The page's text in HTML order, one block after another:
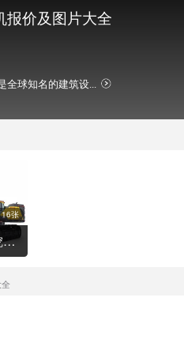
报价及图片大全
全球知名的建筑设...
16张
EC950EL挖掘机
全